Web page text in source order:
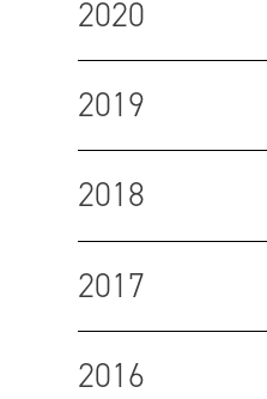
2020
2019
2018
2017
2016